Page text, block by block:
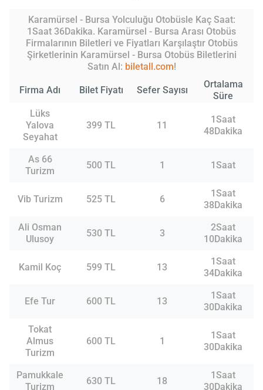
Karamürsel - Bursa Yolculuğu Otobüsle Kaç Saat:
1Saat 36Dakika. Karamürsel - Bursa Arası Otobüs
Firmalarının Biletleri ve Fiyatları Karşılaştır Otobüs
Şirketlerinin Karamürsel - Bursa Otobüs Biletlerini
Satın Al: biletall.com!
Firma Adı Bilet Fiyatı Sefer Sayısı
Ortalama
Süre
Lüks
Yalova
Seyahat
399 TL 11
1Saat
48Dakika
As 66
Turizm
500 TL 1 1Saat
Vib Turizm 525 TL 6
1Saat
38Dakika
Ali Osman
Ulusoy
530 TL 3
2Saat
10Dakika
Kamil Koç 599 TL 13
1Saat
34Dakika
Efe Tur 600 TL 13
1Saat
30Dakika
Tokat
Almus
Turizm
600 TL 1
1Saat
30Dakika
Pamukkale
Turizm
630 TL 18
1Saat
30Dakika